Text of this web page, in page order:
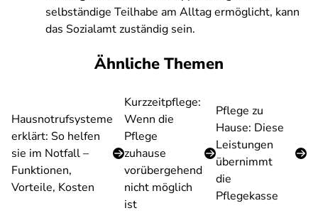
selbständige Teilhabe am Alltag ermöglicht, kann
das Sozialamt zuständig sein.
Ähnliche Themen
Hausnotrufsysteme
erklärt: So helfen
sie im Notfall –
Funktionen,
Vorteile, Kosten
Kurzzeitpflege:
Wenn die
Pflege
zuhause
vorübergehend
nicht möglich
ist
Pflege zu
Hause: Diese
Leistungen
übernimmt
die
Pflegekasse